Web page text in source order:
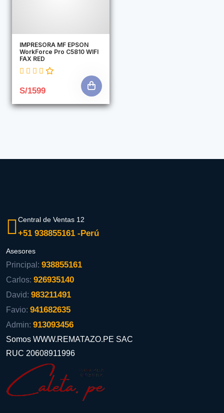
IMPRESORA MF EPSON
WorkForce Pro C5810 WIFI
FAX RED
S/1599
Central de Ventas 12
+51 938855161 -Perú
Asesores
Principal: 938855161
Carlos: 926935140
David: 983211491
Favio: 941682635
Admin: 913093456
Somos WWW.REMATAZO.PE SAC
RUC 20608911996